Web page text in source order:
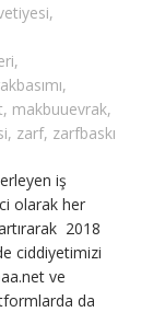
,
,
,
, makbuuevrak,
, zarf, zarfbaskı
iş
olarak her
2018
ciddiyetimizi
ve
da